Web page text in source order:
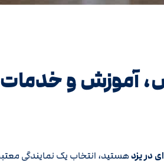
آموزش و
در یزدهستید، انتخاب یک نمایندگی